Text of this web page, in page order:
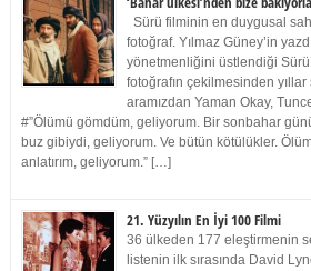
Sürü filminin en duygusal
fotoğraf. Yılmaz Güney’in
yönetmenliğini üstlendiği
fotoğrafın çekilmesinden yıllar
aramızdan Yaman Okay,
#”Ölümü gömdüm, geliyorum. Bir sonbahar
buz gibiydi, geliyorum. Ve bütün kötülükler.
anlatırım, geliyorum.” […]
21. Yüzyılın En İyi 100 Filmi
36 ülkeden 177 eleştirmenin
listenin ilk sırasında David